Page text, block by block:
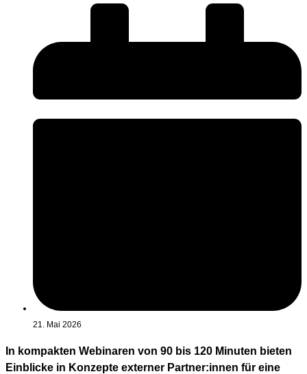
21. Mai 2026
In kompakten Webinaren von 90 bis 120 Minuten bieten
Einblicke in Konzepte externer Partner:innen für eine